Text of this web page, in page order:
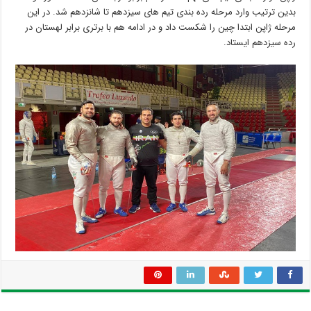
بدین ترتیب وارد مرحله رده بندی تیم های سیزدهم تا شانزدهم شد. در این
مرحله ژاپن ابتدا چین را شکست داد و در ادامه هم با برتری برابر لهستان در
رده سیزدهم ایستاد.